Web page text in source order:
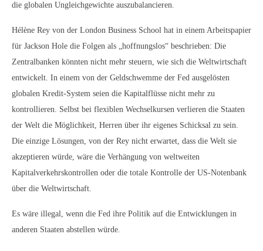
die globalen Ungleichgewichte auszubalancieren.
Hélène Rey von der London Business School hat in einem Arbeitspapier
für Jackson Hole die Folgen als „hoffnungslos“ beschrieben: Die
Zentralbanken könnten nicht mehr steuern, wie sich die Weltwirtschaft
entwickelt. In einem von der Geldschwemme der Fed ausgelösten
globalen Kredit-System seien die Kapitalflüsse nicht mehr zu
kontrollieren. Selbst bei flexiblen Wechselkursen verlieren die Staaten
der Welt die Möglichkeit, Herren über ihr eigenes Schicksal zu sein.
Die einzige Lösungen, von der Rey nicht erwartet, dass die Welt sie
akzeptieren würde, wäre die Verhängung von weltweiten
Kapitalverkehrskontrollen oder die totale Kontrolle der US-Notenbank
über die Weltwirtschaft.
Es wäre illegal, wenn die Fed ihre Politik auf die Entwicklungen in
anderen Staaten abstellen würde.